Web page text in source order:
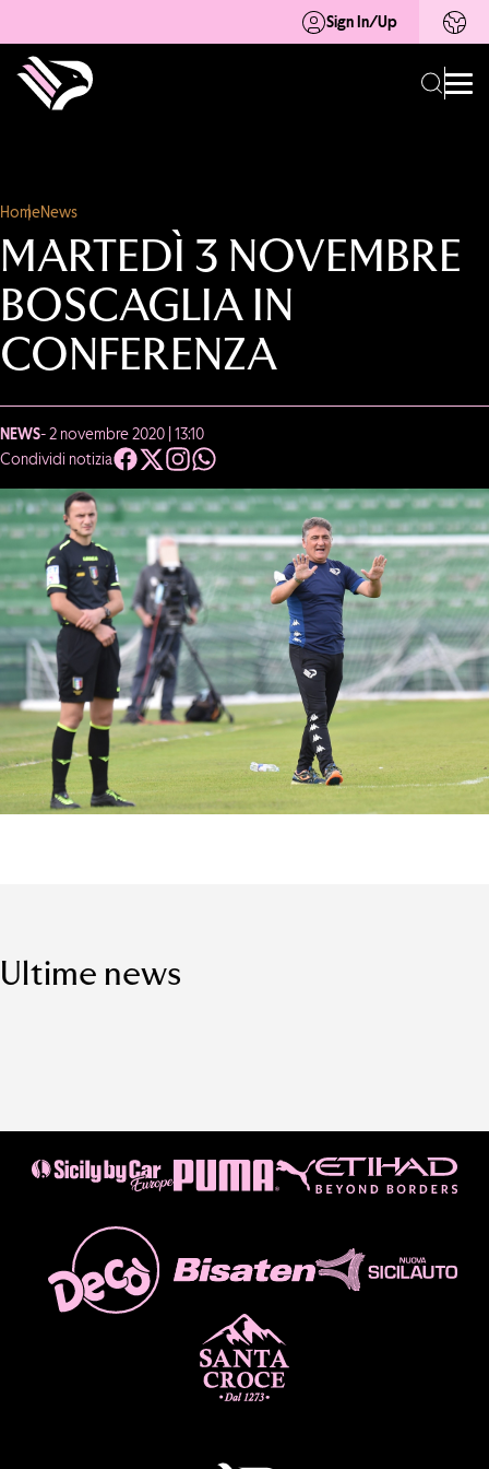
Sign In/Up
HomeNews
MARTEDÌ 3 NOVEMBRE
BOSCAGLIA IN
CONFERENZA
NEWS- 2 novembre 2020 | 13:10
Condividi notizia
Ultime news